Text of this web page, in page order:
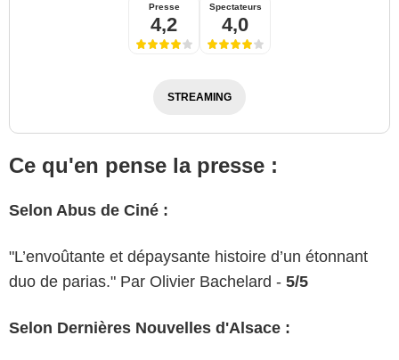
Presse
4,2
Spectateurs
4,0
STREAMING
Ce qu'en pense la presse :
Selon Abus de Ciné :
"L’envoûtante et dépaysante histoire d’un étonnant
duo de parias." Par Olivier Bachelard - 5/5
Selon Dernières Nouvelles d'Alsace :